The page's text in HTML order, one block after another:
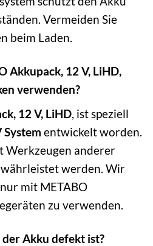
Vermeiden Sie
beim Laden.
Akkupack, 12 V, LiHD,
verwenden?
12 V, LiHD, ist speziell
System entwickelt worden.
Werkzeugen anderer
werden. Wir
mit METABO
zu verwenden.
Akku defekt ist?